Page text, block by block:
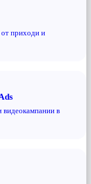
от приходи и
видеокампании в